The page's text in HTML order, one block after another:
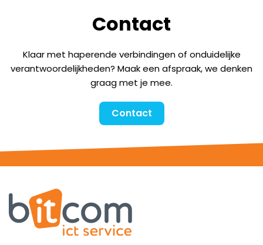
Contact
Klaar met haperende verbindingen of onduidelijke
verantwoordelijkheden? Maak een afspraak, we denken
graag met je mee.
Contact